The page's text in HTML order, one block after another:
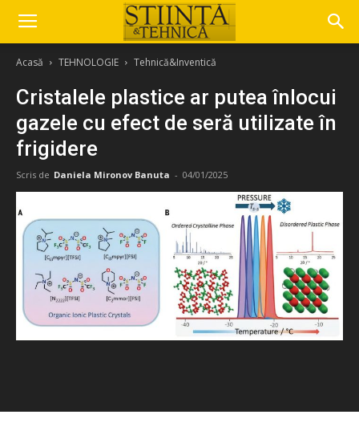
Acasă TEHNOLOGIE Tehnică&Inventică
Cristalele plastice ar putea înlocui
gazele cu efect de seră utilizate în
frigidere
Scris de Daniela Mironov Banuta - 04/01/2025